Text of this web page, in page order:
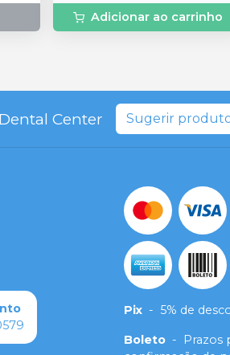
Adicionar ao carrinho
Center Sugerir
Pix - 5% de
Boleto -
Prazos